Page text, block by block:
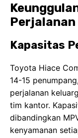
Perjalanan
Kapasitas
Toyota Hiace
14-15
perjalanan
tim kantor.
dibandingkan
kenyamanan